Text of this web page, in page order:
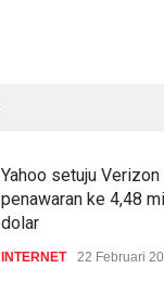
Yahoo setuju Verizon
penawaran ke 4,48
dolar
INTERNET 22 Februari